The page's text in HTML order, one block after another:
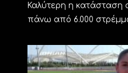
Καλύτερη η κατάσταση
πάνω από 6.000